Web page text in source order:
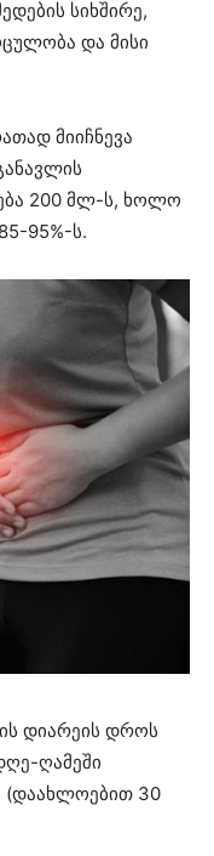
სიხშირე,
და მისი
მიიჩნევა
200 მლ-ს, ხოლო
95%-ს.
დიარეის დროს
ღამეში
(დაახლოებით 30